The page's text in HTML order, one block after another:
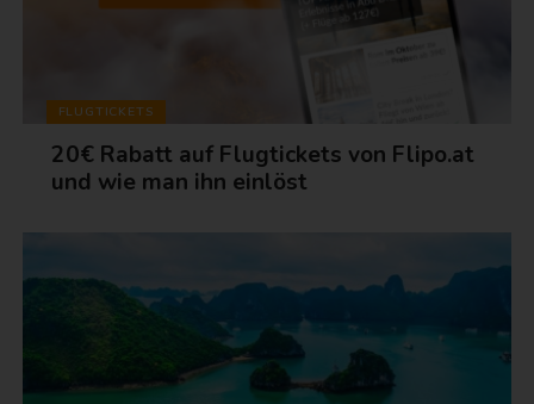
FLUGTICKETS
20€ Rabatt auf Flugtickets von Flipo.at
und wie man ihn einlöst